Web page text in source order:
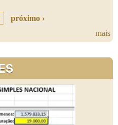
próximo ›
mais